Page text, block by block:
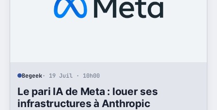
Begeek· 19 Juil · 10h00
Le pari IA de Meta : louer ses
infrastructures à Anthropic